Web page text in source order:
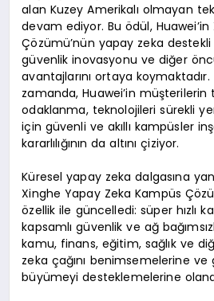
alan Kuzey Amerikalı olmayan
devam ediyor. Bu ödül,
Çözümü’nün yapay zeka destekli
güvenlik inovasyonu ve diğer
avantajlarını ortaya
zamanda, Huawei’in
odaklanma, teknolojileri sürekli
için güvenli ve akıllı kampüsler
kararlılığının da altını çiziyor.
Küresel yapay zeka dalgasına
Xinghe Yapay Zeka Kampüs
özellik ile güncelledi: süper hızlı
kapsamlı güvenlik ve ağ
kamu, finans, eğitim, sağlık ve
zeka çağını benimsemelerine ve
büyümeyi desteklemelerine